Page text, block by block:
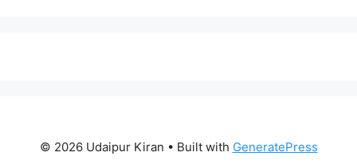
© 2026 Udaipur Kiran • Built with GeneratePress